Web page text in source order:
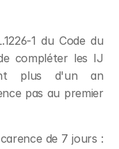
1 du Code du
compléter les IJ
plus d'un an
pas au premier
de 7 jours :